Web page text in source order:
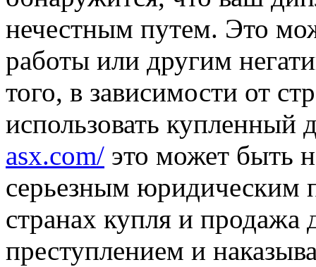
нечестным путем. Это
работы или другим
того, в зависимости от
использовать купленный
asx.com/ это может быть
серьезным юридическим
странах купля и продажа
преступлением и